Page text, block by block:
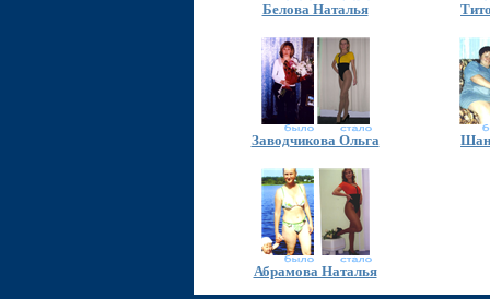
Белова Наталья
Заводчикова Ольга
Абрамова Наталья